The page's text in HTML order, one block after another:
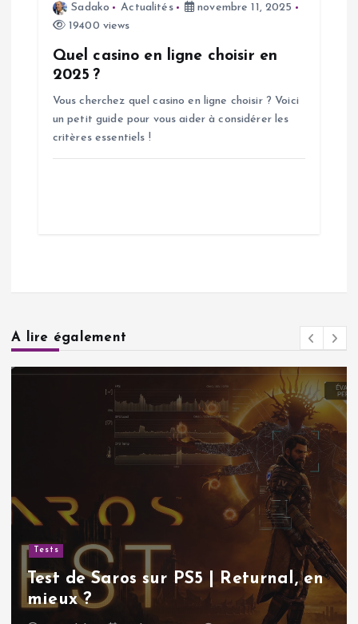
Sadako Actualités
novembre 11, 2025
19400 views
Quel casino en ligne choisir en
2025 ?
Vous cherchez quel casino en ligne choisir ? Voici
un petit guide pour vous aider à considérer les
critères essentiels !
A lire également
Tests
Test de Saros sur PS5 | Returnal, en
mieux ?